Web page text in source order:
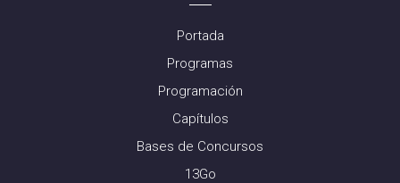
Portada
Programas
Programación
Capítulos
Bases de Concursos
13Go